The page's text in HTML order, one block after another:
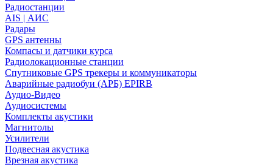
Радиостанции
AIS | АИС
Радары
GPS антенны
Компасы и датчики курса
Радиолокационные станции
Спутниковые GPS трекеры и коммуникаторы
Аварийные радиобуи (АРБ) EPIRB
Аудио-Видео
Аудиосистемы
Комплекты акустики
Магнитолы
Усилители
Подвесная акустика
Врезная акустика